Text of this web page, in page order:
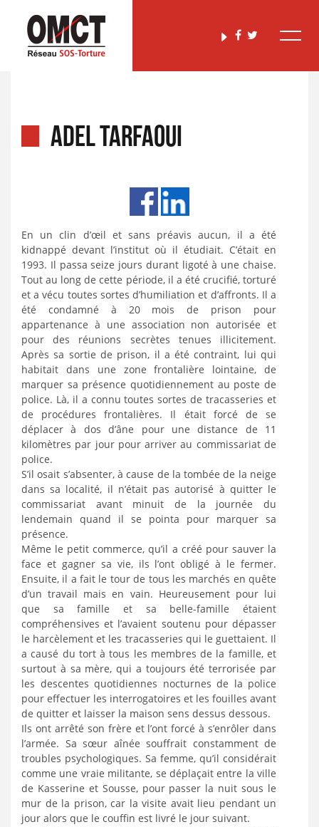
ADEL TARFAOUI
En un clin d’œil et sans préavis aucun, il a été
kidnappé devant l’institut où il étudiait. C’était en
1993. Il passa seize jours durant ligoté à une chaise.
Tout au long de cette période, il a été crucifié, torturé
et a vécu toutes sortes d’humiliation et d’affronts. Il a
été condamné à 20 mois de prison pour
appartenance à une association non autorisée et
pour des réunions secrètes tenues illicitement.
Après sa sortie de prison, il a été contraint, lui qui
habitait dans une zone frontalière lointaine, de
marquer sa présence quotidiennement au poste de
police. Là, il a connu toutes sortes de tracasseries et
de procédures frontalières. Il était forcé de se
déplacer à dos d’âne pour une distance de 11
kilomètres par jour pour arriver au commissariat de
police.
S’il osait s’absenter, à cause de la tombée de la neige
dans sa localité, il n’était pas autorisé à quitter le
commissariat avant minuit de la journée du
lendemain quand il se pointa pour marquer sa
présence.
Même le petit commerce, qu’il a créé pour sauver la
face et gagner sa vie, ils l’ont obligé à le fermer.
Ensuite, il a fait le tour de tous les marchés en quête
d’un travail mais en vain. Heureusement pour lui
que sa famille et sa belle-famille étaient
compréhensives et l’avaient soutenu pour dépasser
le harcèlement et les tracasseries qui le guettaient. Il
a causé du tort à tous les membres de la famille, et
surtout à sa mère, qui a toujours été terrorisée par
les descentes quotidiennes nocturnes de la police
pour effectuer les interrogatoires et les fouilles avant
de quitter et laisser la maison sens dessus dessous.
Ils ont arrêté son frère et l’ont forcé à s’enrôler dans
l’armée. Sa sœur aînée souffrait constamment de
troubles psychologiques. Sa femme, qu’il considérait
comme une vraie militante, se déplaçait entre la ville
de Kasserine et Sousse, pour passer la nuit sous le
mur de la prison, car la visite avait lieu pendant un
jour alors que le couffin est livré le jour suivant.